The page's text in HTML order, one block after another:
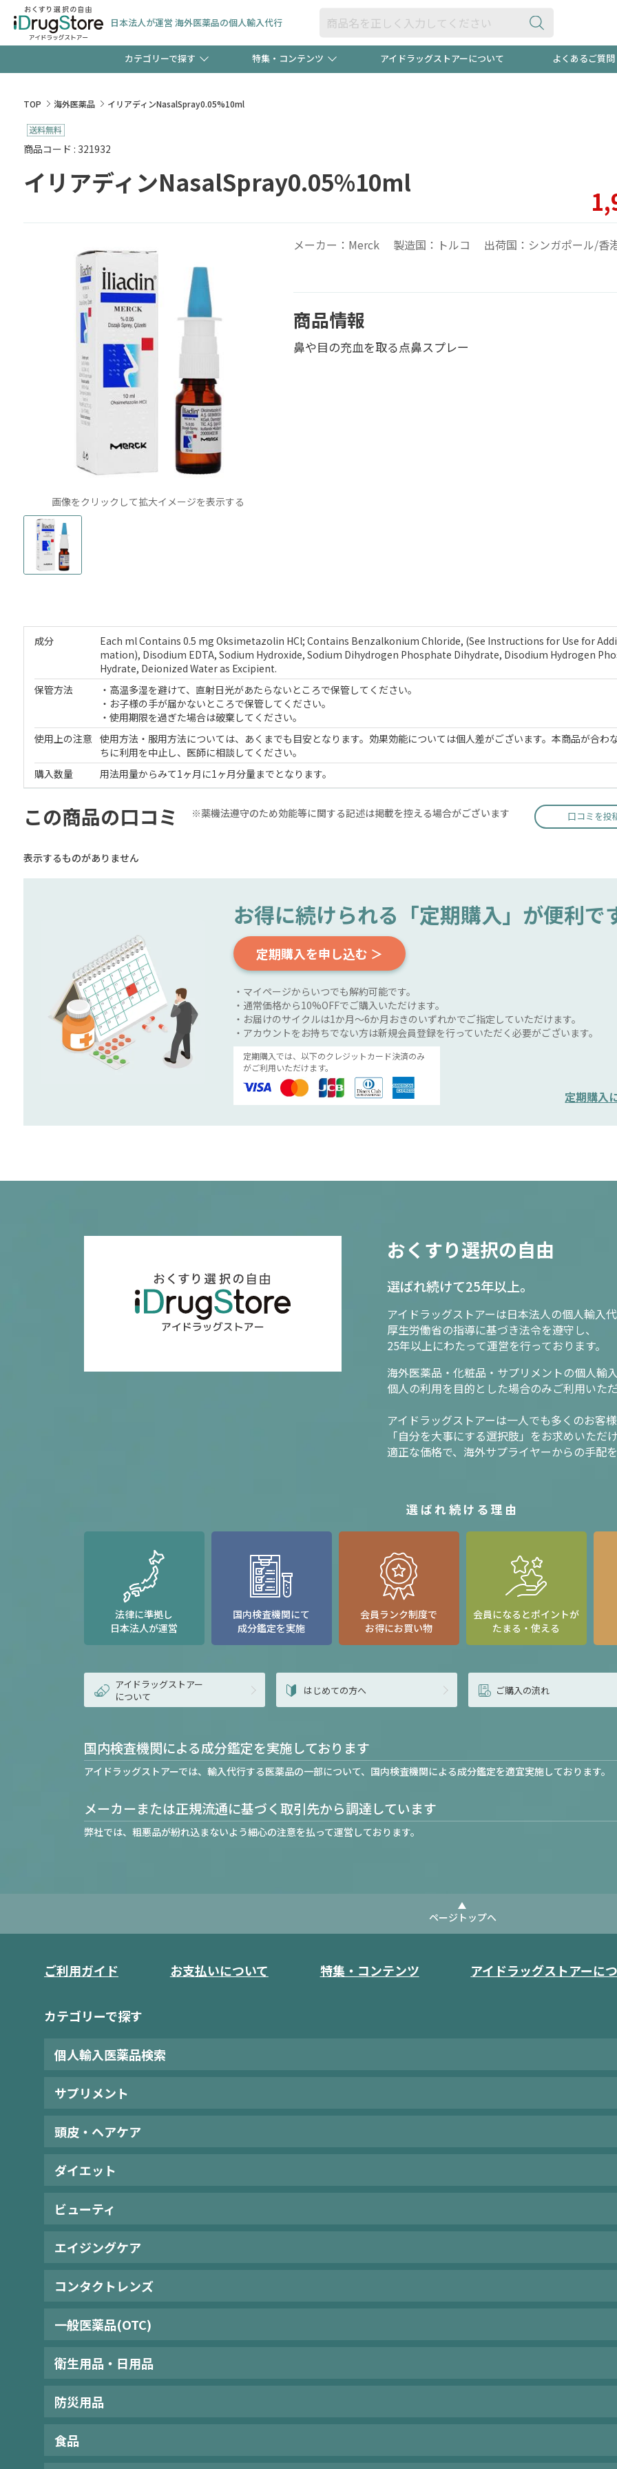
日本法人が運営 海外医薬品の個人輸入代行
カテゴリーで探す
検査キット ペット用品
特集・コンテンツ
【週末限定】新規会員登録ポイント2倍600円分プレ
極冷メントールで、夏の頭皮ストレスを完全リセッ
ト！
アイドラッグストアーについて よくあるご質問
TOP 海外医薬品 イリアディンNasalSpray0.05%10ml
商品コード : 321932
イリアディンNasalSpray0.05%10ml
画像をクリックして拡大イメージを表示する
メーカー：Merck 製造国：トルコ 出荷国：シンガポール/香
商品情報
鼻や目の充血を取る点鼻スプレー
成分
Each ml Contains 0.5 mg Oksimetazolin HCl; Contains Benzalkonium Chloride, (See Instructions for Use for
mation), Disodium EDTA, Sodium Hydroxide, Sodium Dihydrogen Phosphate Dihydrate, Disodium Hydrogen
Hydrate, Deionized Water as Excipient.
保管方法
・高温多湿を避けて、直射日光があたらないところで保管してください。
・お子様の手が届かないところで保管してください。
・使用期限を過ぎた場合は破棄してください。
使用上の注意 使用方法・服用方法については、あくまでも目安となります。効果効能については個人差がございます。本商品が合わ
ちに利用を中止し、医師に相談してください。
購入数量
用法用量からみて1ヶ月に1ヶ月分量までとなります。
この商品の口コミ ※薬機法遵守のため効能等に関する記述は掲載を控える場合がございます 口コミを投
表示するものがありません
お得に続けられる 「定期購入」が便利で
定期購入を申し込む ＞
・マイページからいつでも解約可能です。
・通常価格から10%OFFでご購入いただけます。
・お届けのサイクルは1か月～6か月おきのいずれかでご指定していただけます。
・アカウントをお持ちでない方は新規会員登録を行っていただく必要がございます。
定期購入では、以下のクレジットカード決済のみ
がご利用いただけます。
定期購入
おくすり選択の自由
選ばれ続けて25年以上。
アイドラッグストアーは日本法人の個人輸入
厚生労働省の指導に基づき法令を遵守し、
25年以上にわたって運営を行っております。
海外医薬品・化粧品・サプリメントの個人輸
個人の利用を目的とした場合のみご利用いた
アイドラッグストアーは一人でも多くのお客
「自分を大事にする選択肢」をお求めいただ
適正な価格で、海外サプライヤーからの手配
選ばれ続ける理由
法律に準拠し
日本法人が運営
国内検査機関にて
成分鑑定を実施
会員ランク制度で
お得にお買い物
会員になるとポイントが
たまる・使える
アイドラッグストアー
について
はじめての方へ ご購入の流れ
国内検査機関による成分鑑定を実施しております
アイドラッグストアーでは、輸入代行する医薬品の一部について、国内検査機関による成分鑑定を適宜実施しております。
メーカーまたは正規流通に基づく取引先から調達しています
弊社では、粗悪品が紛れ込まないよう細心の注意を払って運営しております。
ページトップへ
ご利用ガイド お支払いについて 特集・コンテンツ アイドラッグストアーに
カテゴリーで探す
個人輸入医薬品検索
サプリメント
頭皮・ヘアケア
ダイエット
ビューティ
エイジングケア
コンタクトレンズ
一般医薬品(OTC)
衛生用品・日用品
防災用品
食品